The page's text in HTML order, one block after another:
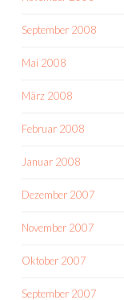
September 2008
Mai 2008
März 2008
Februar 2008
Januar 2008
Dezember 2007
November 2007
Oktober 2007
September 2007